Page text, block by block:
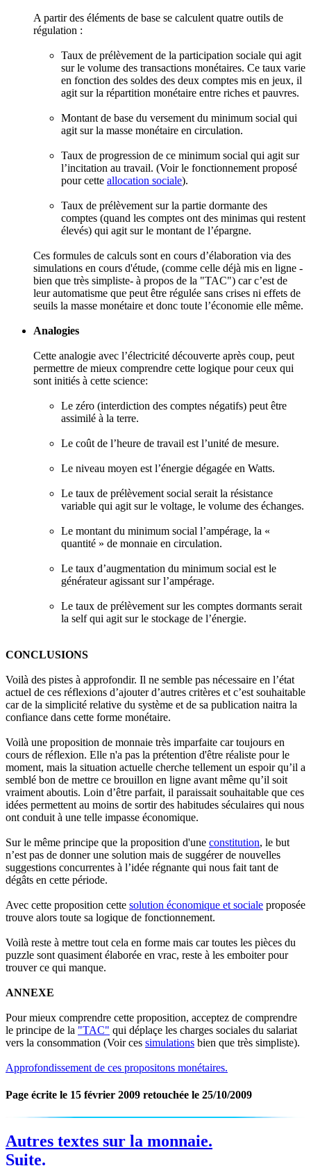
A partir des éléments de base se calculent quatre outils de
régulation :
Taux de prélèvement de la participation sociale qui agit
sur le volume des transactions monétaires. Ce taux varie
en fonction des soldes des deux comptes mis en jeux, il
agit sur la répartition monétaire entre riches et pauvres.
Montant de base du versement du minimum social qui
agit sur la masse monétaire en circulation.
Taux de progression de ce minimum social qui agit sur
l’incitation au travail. (Voir le fonctionnement proposé
pour cette allocation sociale).
Taux de prélèvement sur la partie dormante des
comptes (quand les comptes ont des minimas qui restent
élevés) qui agit sur le montant de l’épargne.
Ces formules de calculs sont en cours d’élaboration via des
simulations en cours d'étude, (comme celle déjà mis en ligne -
bien que très simpliste- à propos de la "TAC") car c’est de
leur automatisme que peut être régulée sans crises ni effets de
seuils la masse monétaire et donc toute l’économie elle même.
Analogies
Cette analogie avec l’électricité découverte après coup, peut
permettre de mieux comprendre cette logique pour ceux qui
sont initiés à cette science:
Le zéro (interdiction des comptes négatifs) peut être
assimilé à la terre.
Le coût de l’heure de travail est l’unité de mesure.
Le niveau moyen est l’énergie dégagée en Watts.
Le taux de prélèvement social serait la résistance
variable qui agit sur le voltage, le volume des échanges.
Le montant du minimum social l’ampérage, la «
quantité » de monnaie en circulation.
Le taux d’augmentation du minimum social est le
générateur agissant sur l’ampérage.
Le taux de prélèvement sur les comptes dormants serait
la self qui agit sur le stockage de l’énergie.
CONCLUSIONS
Voilà des pistes à approfondir. Il ne semble pas nécessaire en l’état
actuel de ces réflexions d’ajouter d’autres critères et c’est souhaitable
car de la simplicité relative du système et de sa publication naitra la
confiance dans cette forme monétaire.
Voilà une proposition de monnaie très imparfaite car toujours en
cours de réflexion. Elle n'a pas la prétention d'être réaliste pour le
moment, mais la situation actuelle cherche tellement un espoir qu’il a
semblé bon de mettre ce brouillon en ligne avant même qu’il soit
vraiment aboutis. Loin d’être parfait, il paraissait souhaitable que ces
idées permettent au moins de sortir des habitudes séculaires qui nous
ont conduit à une telle impasse économique.
Sur le même principe que la proposition d'une constitution, le but
n’est pas de donner une solution mais de suggérer de nouvelles
suggestions concurrentes à l’idée régnante qui nous fait tant de
dégâts en cette période.
Avec cette proposition cette solution économique et sociale proposée
trouve alors toute sa logique de fonctionnement.
Voilà reste à mettre tout cela en forme mais car toutes les pièces du
puzzle sont quasiment élaborée en vrac, reste à les emboiter pour
trouver ce qui manque.
ANNEXE
Pour mieux comprendre cette proposition, acceptez de comprendre
le principe de la "TAC" qui déplaçe les charges sociales du salariat
vers la consommation (Voir ces simulations bien que très simpliste).
Approfondissement de ces propositons monétaires.
Page écrite le 15 février 2009 retouchée le 25/10/2009
Autres textes sur la monnaie.
Suite.